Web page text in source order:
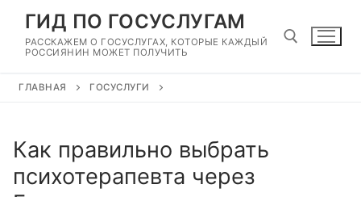
Перейти
содержимому
ГИД ПО ГОСУСЛУГАМ
РАССКАЖЕМ О ГОСУСЛУГАХ, КОТОРЫЕ КАЖДЫЙ
РОССИЯНИН МОЖЕТ ПОЛУЧИТЬ
ГЛАВНАЯ ГОСУСЛУГИ
Как правильно выбрать
психотерапевта через